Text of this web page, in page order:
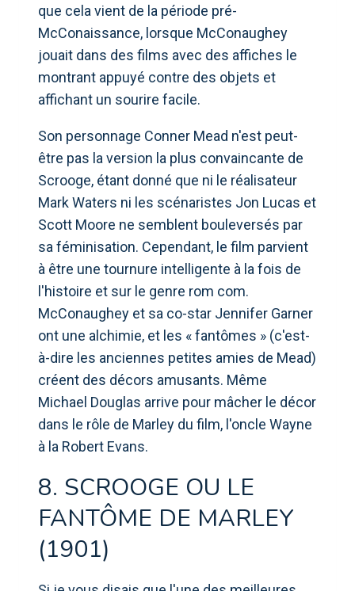
que cela vient de la période pré-
McConaissance, lorsque McConaughey
jouait dans des films avec des affiches le
montrant appuyé contre des objets et
affichant un sourire facile.
Son personnage Conner Mead n'est peut-
être pas la version la plus convaincante de
Scrooge, étant donné que ni le réalisateur
Mark Waters ni les scénaristes Jon Lucas et
Scott Moore ne semblent bouleversés par
sa féminisation. Cependant, le film parvient
à être une tournure intelligente à la fois de
l'histoire et sur le genre rom com.
McConaughey et sa co-star Jennifer Garner
ont une alchimie, et les « fantômes » (c'est-
à-dire les anciennes petites amies de Mead)
créent des décors amusants. Même
Michael Douglas arrive pour mâcher le décor
dans le rôle de Marley du film, l'oncle Wayne
à la Robert Evans.
8. SCROOGE OU LE
FANTÔME DE MARLEY
(1901)